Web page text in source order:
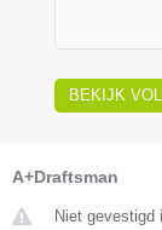
BEKIJK
A+Draftsman
Niet gevestigd